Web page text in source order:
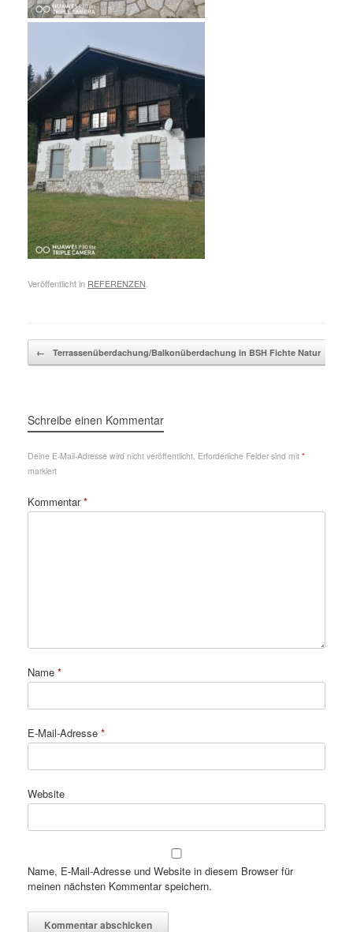
Veröffentlicht in REFERENZEN
Beitragsnavigation
← Terrassenüberdachung/Balkonüberdachung in BSH Fichte Natur
Schreibe einen Kommentar
Deine E-Mail-Adresse wird nicht veröffentlicht. Erforderliche Felder sind mit *
markiert
Kommentar*
Name *
E-Mail-Adresse *
Website
Name, E-Mail-Adresse und Website in diesem Browser für
meinen nächsten Kommentar speichern.